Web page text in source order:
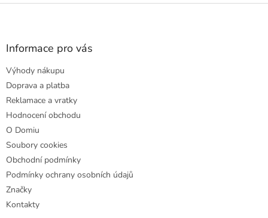
Z
Informace pro vás
Výhody nákupu
Doprava a platba
Reklamace a vratky
Hodnocení obchodu
O Domiu
Soubory cookies
Obchodní podmínky
Podmínky ochrany osobních údajů
Značky
Kontakty